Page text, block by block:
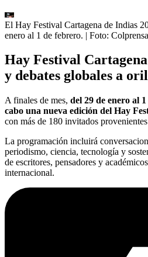
El Hay Festival Cartagena de Indias
enero al 1 de febrero. | Foto: Colprensa
Hay Festival
y debates globales a
A finales de mes, del 29 de enero al
cabo una nueva edición del Hay
con más de 180 invitados
La programación incluirá
periodismo, ciencia, tecnología y
de escritores, pensadores y
internacional.